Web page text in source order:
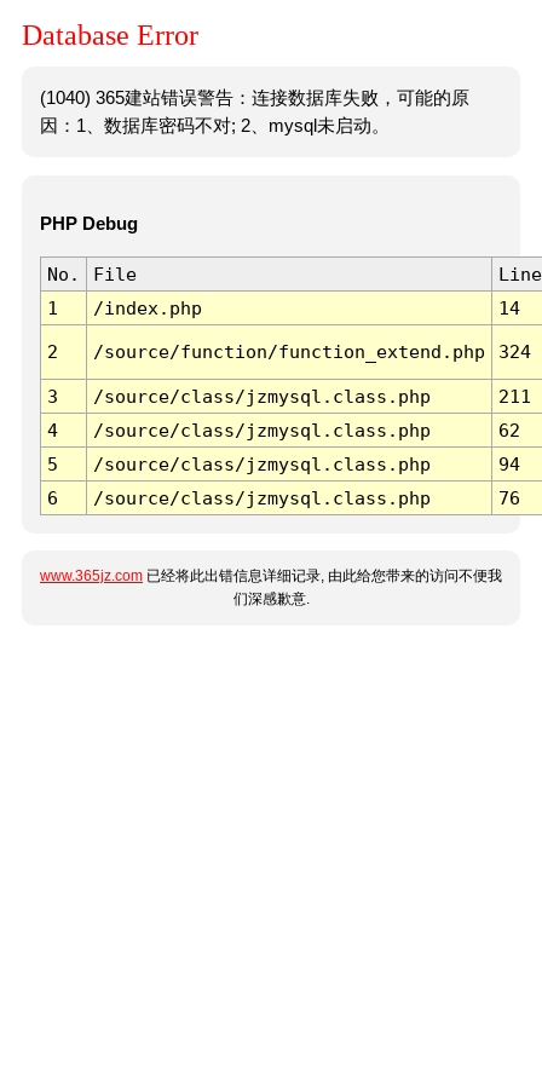
Database Error
(1040) 365建站错误警告：连接数据库失败，可能的原
因：1、数据库密码不对; 2、mysql未启动。
PHP Debug
No. File
Line
1
/index.php 14
2 /source/function/function_extend.php 324
3 /source/class/jzmysql.class.php
211
4
/source/class/jzmysql.class.php
62
5
/source/class/jzmysql.class.php
94
6
/source/class/jzmysql.class.php 76
www.365jz.com 已经将此出错信息详细记录, 由此给您带来的访问不便我
们深感歉意.